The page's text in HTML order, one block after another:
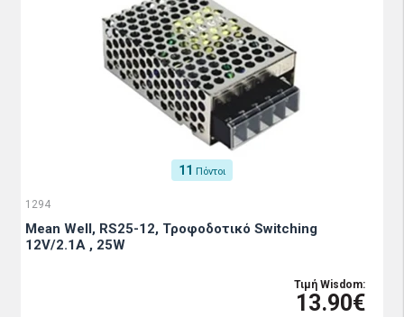
11 Πόντοι
1294
Mean Well, RS25-12, Τροφοδοτικό Switching
12V/2.1A , 25W
Τιμή Wisdom:
13.90€